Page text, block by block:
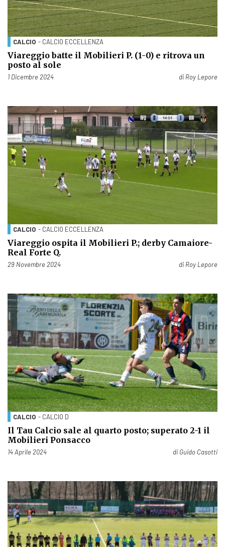
CALCIO - CALCIO ECCELLENZA
Viareggio batte il Mobilieri P. (1-0) e ritrova un
posto al sole
Pubblicato il
1 Dicembre 2024 di Roy Lepore
CALCIO - CALCIO ECCELLENZA
Viareggio ospita il Mobilieri P.; derby Camaiore-
Real Forte Q.
Pubblicato il
29 Novembre 2024 di Roy Lepore
CALCIO - CALCIO D
Il Tau Calcio sale al quarto posto; superato 2-1 il
Mobilieri Ponsacco
Pubblicato il
14 Aprile 2024 di Guido Casotti